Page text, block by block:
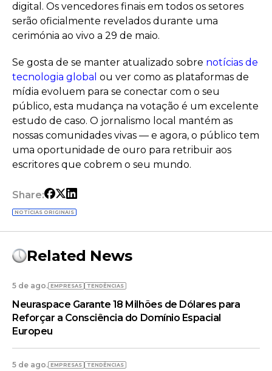
digital. Os vencedores finais em todos os setores
serão oficialmente revelados durante uma
cerimónia ao vivo a 29 de maio.
Se gosta de se manter atualizado sobre notícias de
tecnologia global ou ver como as plataformas de
mídia evoluem para se conectar com o seu
público, esta mudança na votação é um excelente
estudo de caso. O jornalismo local mantém as
nossas comunidades vivas — e agora, o público tem
uma oportunidade de ouro para retribuir aos
escritores que cobrem o seu mundo.
Share:
NOTÍCIAS ORIGINAIS
Related News
5 de ago. EMPRESAS TENDÊNCIAS
Neuraspace Garante 18 Milhões de Dólares para
Reforçar a Consciência do Domínio Espacial
Europeu
5 de ago. EMPRESAS TENDÊNCIAS